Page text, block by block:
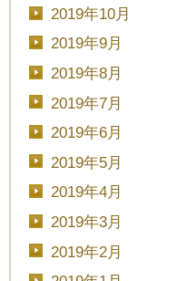
2019年10月
2019年9月
2019年8月
2019年7月
2019年6月
2019年5月
2019年4月
2019年3月
2019年2月